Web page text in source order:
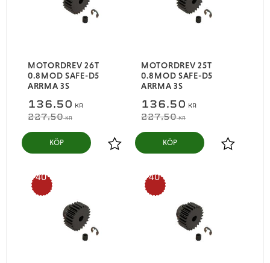
MOTORDREV 26T
0.8MOD SAFE-D5
ARRMA 3S
136,50 KR
227,50KR
Lägg till i favoriter
KÖP
MOTORDREV 25T
0.8MOD SAFE-D5
ARRMA 3S
136,50 KR
227,50KR
Lägg till i
KÖP
40
%
40
%